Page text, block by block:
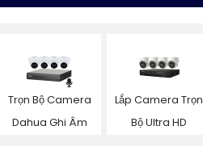
Trọn Bộ Camera
Dahua Ghi Âm
Lắp Camera Trọn
Bộ Ultra HD